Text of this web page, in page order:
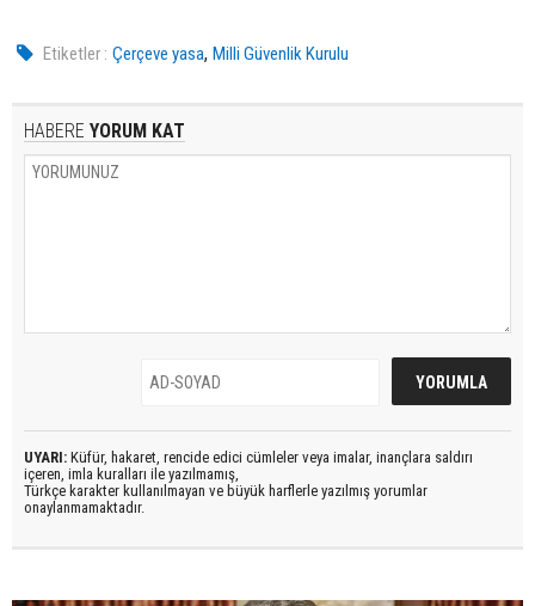
Etiketler : Çerçeve yasa,Milli Güvenlik Kurulu
HABERE YORUM KAT
UYARI: Küfür, hakaret, rencide edici cümleler veya imalar, inançlara saldırı
içeren, imla kuralları ile yazılmamış,
Türkçe karakter kullanılmayan ve büyük harflerle yazılmış yorumlar
onaylanmamaktadır.